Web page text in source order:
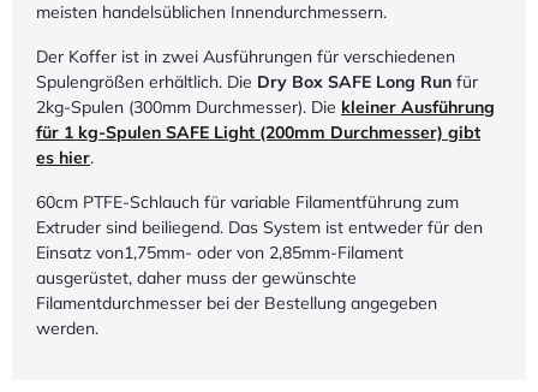
meisten handelsüblichen Innendurchmessern.
Der Koffer ist in zwei Ausführungen für verschiedenen
Spulengrößen erhältlich. Die Dry Box SAFE Long Run für
2kg-Spulen (300mm Durchmesser). Die kleiner Ausführung
für 1 kg-Spulen SAFE Light (200mm Durchmesser) gibt
es hier.
60cm PTFE-Schlauch für variable Filamentführung zum
Extruder sind beiliegend. Das System ist entweder für den
Einsatz von1,75mm- oder von 2,85mm-Filament
ausgerüstet, daher muss der gewünschte
Filamentdurchmesser bei der Bestellung angegeben
werden.